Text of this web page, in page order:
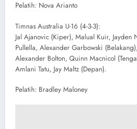
Pelatih: Nova Arianto
Timnas Australia U-16 (4-3-3):
Jal Ajanovic (Kiper), Malual Kuir, Jayden
Pullella, Alexander Garbowski
Alexander Bolton, Quinn Macnicol
Amlani Tatu, Jay Maltz (Depan).
Pelatih: Bradley Maloney